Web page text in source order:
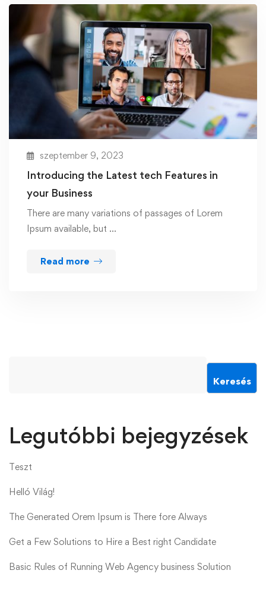
szeptember 9, 2023
Introducing the Latest tech Features in
your Business
There are many variations of passages of Lorem
Ipsum available, but …
Read more
Keresés
Legutóbbi bejegyzések
Teszt
Helló Világ!
The Generated Orem Ipsum is There fore Always
Get a Few Solutions to Hire a Best right Candidate
Basic Rules of Running Web Agency business Solution